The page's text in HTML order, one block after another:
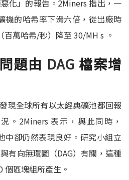
化」的報告。 2Miners指出， 一
機的哈希率下滑六倍，從出廠時
（百萬哈希/秒）降至30/MH s 。
題由 DAG 檔案增
發現全球所有以太經典礦池都回報
。 2Miners表示，與此同時，
中卻仍然表現良好。研究小組立
有向無環圖（DAG）有關， 這種
個區塊組所產生。